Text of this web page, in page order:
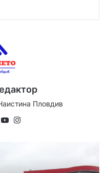
Пловдив
X
Yo